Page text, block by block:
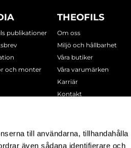
till användarna, tillhandahålla
även sådana identifierare och
publikationer
och monter
THEOFILS
Om oss
Miljö och hållbarhet
Våra butiker
Våra varumärken
Karriär
Kontakt